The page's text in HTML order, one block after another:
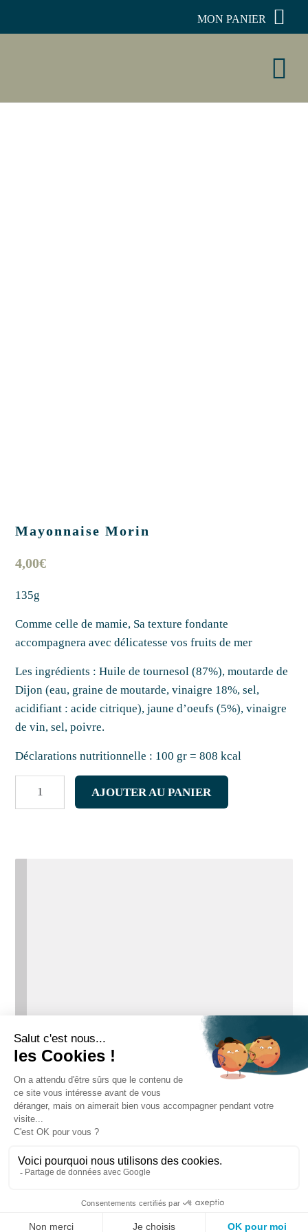
MON PANIER
Mayonnaise Morin
4,00€
135g
Comme celle de mamie, Sa texture fondante
accompagnera avec délicatesse vos fruits de mer
Les ingrédients : Huile de tournesol (87%), moutarde de
Dijon (eau, graine de moutarde, vinaigre 18%, sel,
acidifiant : acide citrique), jaune d’oeufs (5%), vinaigre
de vin, sel, poivre.
Déclarations nutritionnelle : 100 gr = 808 kcal
AJOUTER AU PANIER
Votre panier est actuellement